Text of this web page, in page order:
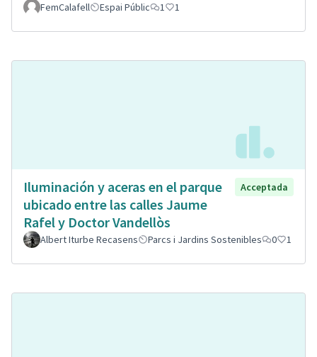
FemCalafell Espai Públic 1 1
Iluminación y aceras en el parque
ubicado entre las calles Jaume
Rafel y Doctor Vandellòs
Acceptada
Albert Iturbe Recasens Parcs i Jardins Sostenibles 0 1